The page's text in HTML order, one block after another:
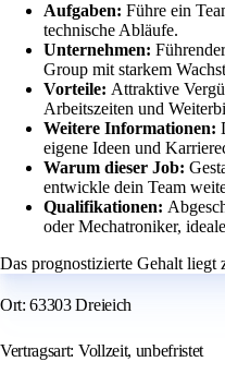
Aufgaben: Führe ein
technische Abläufe.
Unternehmen:
Group mit starkem
Vorteile: Attraktive
Arbeitszeiten und
Weitere Informationen:
eigene Ideen und
Warum dieser Job:
entwickle dein Team
Qualifikationen:
oder Mechatroniker,
Das prognostizierte Gehalt liegt
Ort: 63303 Dreieich
Vertragsart: Vollzeit, unbefristet